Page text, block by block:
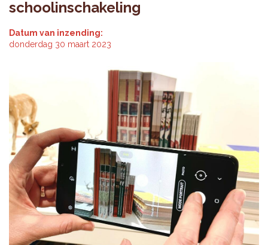
schoolinschakeling
Datum van inzending:
donderdag 30 maart 2023